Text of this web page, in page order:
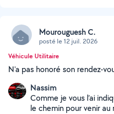
Mourouguesh C.
posté le 12 juil. 2026
Véhicule Utilitaire
N'a pas honoré son rendez-
Nassim
Comme je vous l’ai
le chemin pour venir au